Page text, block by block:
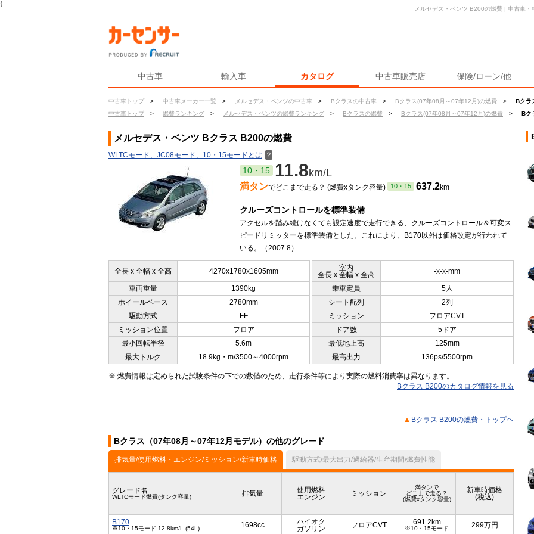
{
中古車 輸入車 カタログ 中古車販売店 保険/ローン/他
中古車トップ > 中古車メーカー一覧 > メルセデス・ベンツの中古車 > Bクラスの中古車 > Bクラス(07年08月～07年12月)の燃費 >
Bクラ
中古車トップ
> 燃費ランキング > メルセデス・ベンツの燃費ランキング > Bクラスの燃費 > Bクラス(07年08月～07年12月)の燃費 > Bク
メルセデス・ベンツ B200の燃費 | 中古車
メルセデス・ベンツ Bクラス B200の燃費
WLTCモード、JC08モード、10・15モードとは ？
10・15 11.8km/L
満タンでどこまで走る？ (燃費xタンク容量) 10・15 637.2km
クルーズコントロールを標準装備
アクセルを踏み続けなくても設定速度で走行できる、クルーズコントロール＆可変ス
ピードリミッターを標準装備とした。これにより、B170以外は価格改定が行われて
いる。（2007.8）
全長 x 全幅 x 全高 4270x1780x1605mm
室内
全長 x 全幅 x 全高
-x-x-mm
車両重量 1390kg 乗車定員
5人
ホイールベース
2780mm シート配列
2列
駆動方式
FF ミッション
フロアCVT
ミッション位置
フロア ドア数
5ドア
最小回転半径
5.6m 最低地上高
125mm
最大トルク
18.9kg・m/3500～4000rpm 最高出力 136ps/5500rpm
※ 燃費情報は定められた試験条件の下での数値のため、走行条件等により実際の燃料消費率は異なります。
Bクラス B200のカタログ情報を見る
Bクラス B200の燃費・トップヘ
Bクラス（07年08月～07年12月モデル）の他のグレード
排気量/使用燃料・エンジン/ミッション/新車時価格 駆動方式/最大出力/過給器/生産期間/燃費性能
グレード名
WLTCモード燃費(タンク容量) 排気量
使用燃料
エンジン
ミッション
満タンで
どこまで走る？
(燃費xタンク容量)
新車時価格
(税込)
B170
※10・15モード 12.8km/L (54L) 1698cc
ハイオク
ガソリン
フロアCVT 691.2km
※10・15モード 299万円